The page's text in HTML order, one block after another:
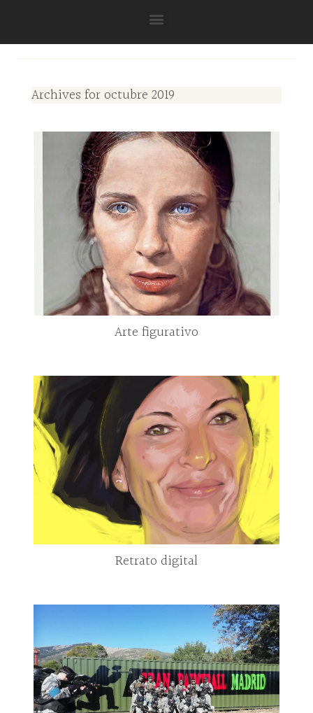
Archives for octubre 2019
Arte figurativo
Retrato digital